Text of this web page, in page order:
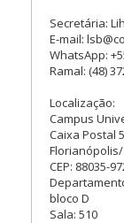
Secretária:
E-mail:
WhatsApp:
Ramal: (48)
Localização:
Campus
Caixa Postal
Florianópolis/
CEP: 88035-
bloco D
Sala: 510